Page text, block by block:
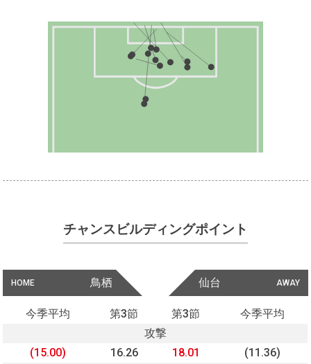
チャンスビルディングポイント
HOME 鳥栖 AWAY
仙台
今季平均 第3節 第3節
今季平均
攻撃
(15.00)
16.26 18.01
(11.36)